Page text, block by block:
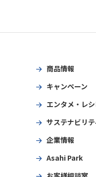
商品情報
キャンペーン
エンタメ・レ
サステナビリテ
企業情報
Asahi Park